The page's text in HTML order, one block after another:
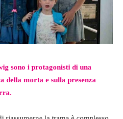
sono i protagonisti di una
della morta e sulla presenza